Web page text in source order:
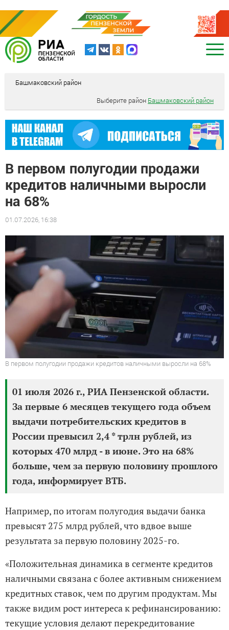
Башмаковский район
Выберите район Башмаковский район
В первом полугодии продажи
кредитов наличными выросли
на 68%
01.07.2026, 16:38
В первом полугодии продажи кредитов наличными выросли на 68%
01 июля 2026 г., РИА Пензенской области.
За первые 6 месяцев текущего года объем
выдачи потребительских кредитов в
России превысил 2,4 * трлн рублей, из
которых 470 млрд - в июне. Это на 68%
больше, чем за первую половину прошлого
года, информирует ВТБ.
Например, по итогам полугодия выдачи банка
превысят 275 млрд рублей, что вдвое выше
результата за первую половину 2025-го.
«Положительная динамика в сегменте кредитов
наличными связана с более активным снижением
кредитных ставок, чем по другим продуктам. Мы
также видим рост интереса к рефинансированию:
текущие условия делают перекредитование